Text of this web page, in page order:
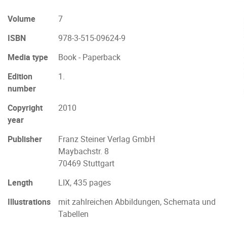
Volume
7
ISBN
978-3-515-09624-9
Media type
Book - Paperback
Edition
number
1.
Copyright
year
2010
Publisher
Franz Steiner Verlag GmbH
Maybachstr. 8
70469 Stuttgart
Length
LIX, 435 pages
Illustrations
mit zahlreichen Abbildungen, Schemata und
Tabellen